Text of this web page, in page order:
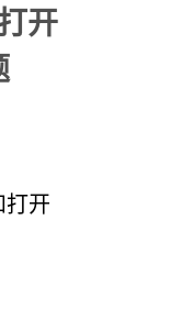
开
打开